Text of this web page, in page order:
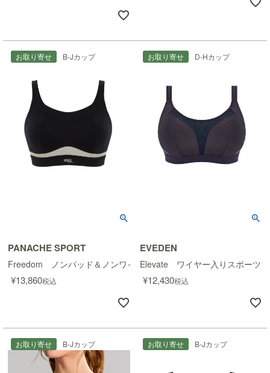
お取り寄せ B-Jカップ
PANACHE SPORT
Freedom ノンパッド＆ノンワイヤースポーツブラ
¥13,860税込
お取り寄せ D-Hカップ
EVEDEN
Elevate ワイヤー入りスポーツ
¥12,430税込
お取り寄せ B-Jカップ お取り寄せ B-Jカップ